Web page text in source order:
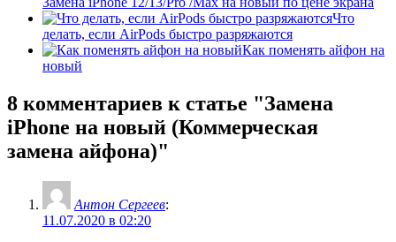
Что
делать, если AirPods быстро разряжаются
Как поменять айфон на
новый
8 комментариев к статье "Замена
iPhone на новый (Коммерческая
замена айфона)"
Антон Сергеев:
11.07.2020 в 02:20